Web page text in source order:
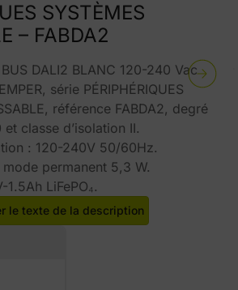
SYSTÈMES
– FABDA2
DALI2 BLANC 120-240 Vac
série PÉRIPHÉRIQUES
référence FABDA2, degré
classe d’isolation II.
: 120-240V 50/60Hz.
permanent 5,3 W.
LiFePO₄.
le texte de la description